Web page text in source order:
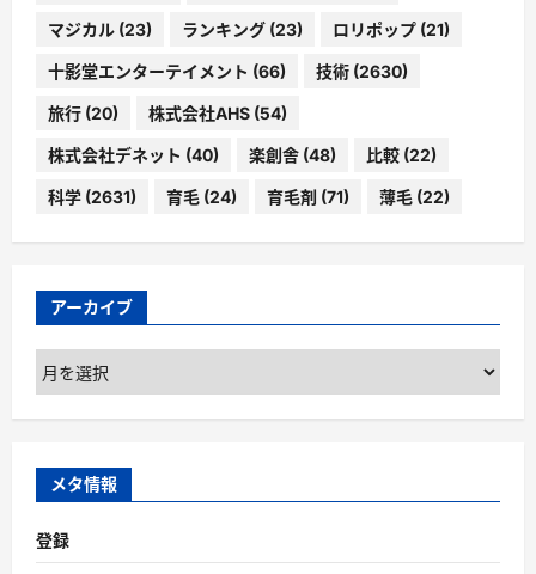
マジカル (23) ランキング (23) ロリポップ (21)
十影堂エンターテイメント (66) 技術 (2630)
旅行 (20) 株式会社AHS (54)
株式会社デネット (40) 楽創舎 (48) 比較 (22)
科学 (2631) 育毛 (24) 育毛剤 (71) 薄毛 (22)
アーカイブ
ア
ー
カ
ブ
メタ情報
登録